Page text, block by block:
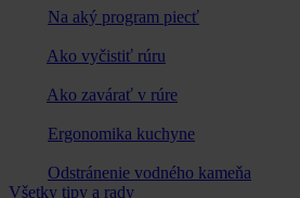
Na aký program piecť
Ako vyčistiť rúru
Ako zavárať v rúre
Ergonomika kuchyne
Odstránenie vodného kameňa
Všetky tipy a rady